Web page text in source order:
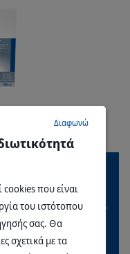
cookies που είναι
του ιστότοπου
σας. Θα
σχετικά με τα
Διαφωνώ